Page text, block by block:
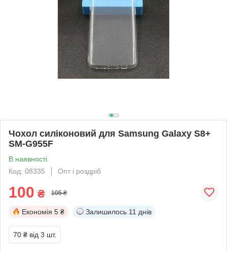
Чохол силіконовий для Samsung Galaxy S8+
SM-G955F
В наявності
Код: 08335
Опт і роздріб
100 ₴ 105 ₴
Економія 5 ₴ Залишилось 11 днів
70 ₴ від 3 шт.